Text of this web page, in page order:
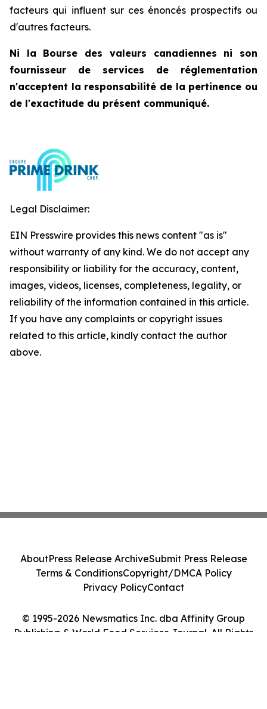
facteurs qui influent sur ces énoncés prospectifs ou
d'autres facteurs.
Ni la Bourse des valeurs canadiennes ni son
fournisseur de services de réglementation
n'acceptent la responsabilité de la pertinence ou
de l'exactitude du présent communiqué.
Legal Disclaimer:
EIN Presswire provides this news content "as is"
without warranty of any kind. We do not accept any
responsibility or liability for the accuracy, content,
images, videos, licenses, completeness, legality, or
reliability of the information contained in this article.
If you have any complaints or copyright issues
related to this article, kindly contact the author
above.
© 1995-2026 Newsmatics Inc. dba Affinity Group
Publishing & World Food Services Journal. All Rights
AboutPress Release ArchiveSubmit Press Release
Terms & ConditionsCopyright/DMCA Policy
Privacy PolicyContact